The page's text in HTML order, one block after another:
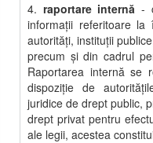
4. raportare internă -
informaţii referitoare
autorităţi, instituţii
precum şi din cadrul
Raportarea internă se
dispoziţie de
juridice de drept public,
drept privat pentru
ale legii, acestea